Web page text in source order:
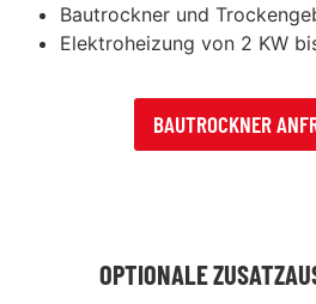
Bautrockner und
Elektroheizung von 2 KW
BAUTROCKNER
OPTIONALE